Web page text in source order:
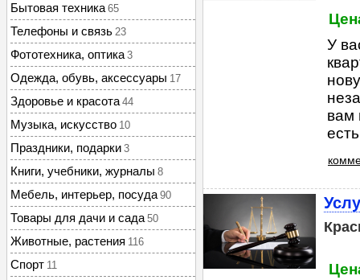
Бытовая техника 65
Телефоны и связь 23
Фототехника, оптика 3
Одежда, обувь, аксессуары 17
Здоровье и красота 44
Музыка, искусство 10
Праздники, подарки 3
Книги, учебники, журналы 8
Мебель, интерьер, посуда 90
Товары для дачи и сада 50
Животные, растения 116
Спорт 11
У
вам